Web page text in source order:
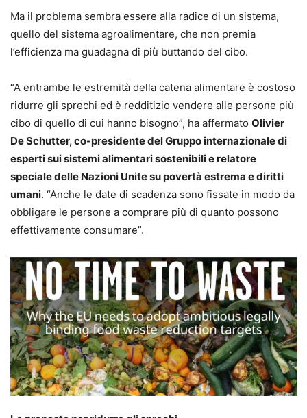
Ma il problema sembra essere alla radice di un sistema,
quello del sistema agroalimentare, che non premia
l’efficienza ma guadagna di più buttando del cibo.
“A entrambe le estremità della catena alimentare è costoso
ridurre gli sprechi ed è redditizio vendere alle persone più
cibo di quello di cui hanno bisogno”, ha affermato Olivier
De Schutter, co-presidente del Gruppo internazionale di
esperti sui sistemi alimentari sostenibili e relatore
speciale delle Nazioni Unite su povertà estrema e diritti
umani. “Anche le date di scadenza sono fissate in modo da
obbligare le persone a comprare più di quanto possono
effettivamente consumare”.